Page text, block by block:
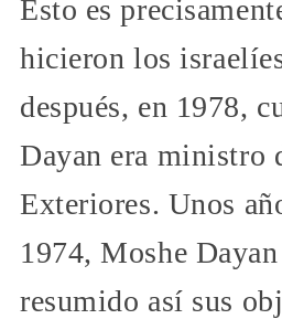
Esto es
hicieron los
después, en 1978,
Dayan era ministro
Exteriores. Unos
1974, Moshe
resumido así sus